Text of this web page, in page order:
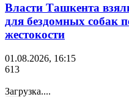
Власти Ташкента
для бездомных собак
жестокости
01.08.2026, 16:15
613
Загрузка....